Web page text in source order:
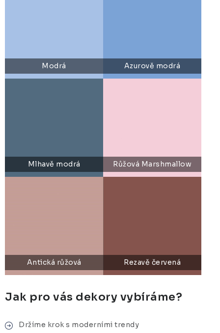
Modrá Azurově modrá
Mlhavě modrá Růžová Marshmallow
Antická růžová Rezavě červená
Jak pro vás dekory vybíráme?
Držíme krok s moderními trendy